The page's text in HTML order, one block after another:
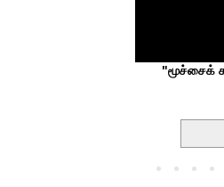
"மூச்சைக்